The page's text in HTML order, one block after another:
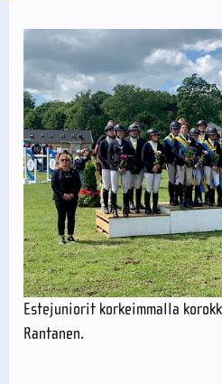
Estejuniorit korkeimmalla
Rantanen.